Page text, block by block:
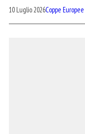
10 Luglio 2026Coppe Europee